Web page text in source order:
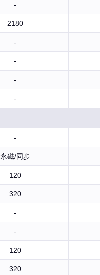
-
2180
-
-
-
-
-
永磁/同步
120
320
-
-
120
320